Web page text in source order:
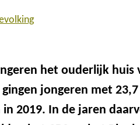
het ouderlijk huis
jongeren met
2019. In de jaren